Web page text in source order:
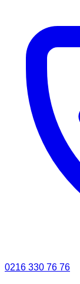
0216 330 76 76